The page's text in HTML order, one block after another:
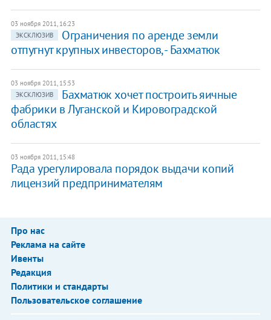
03 ноября 2011, 16:23
ЭКСКЛЮЗИВ
Ограничения по аренде земли
отпугнут крупных инвесторов, - Бахматюк
03 ноября 2011, 15:53
ЭКСКЛЮЗИВ
Бахматюк хочет построить яичные
фабрики в Луганской и Кировоградской
областях
03 ноября 2011, 15:48
Рада урегулировала порядок выдачи копий
лицензий предпринимателям
Про нас
Реклама на сайте
Ивенты
Редакция
Политики и стандарты
Пользовательское соглашение